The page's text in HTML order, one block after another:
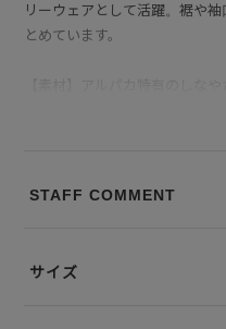
リーウェアとして活躍。裾や
とめています。
したタッチと軽やかな着心地
STAFF COMMENT
サイズ